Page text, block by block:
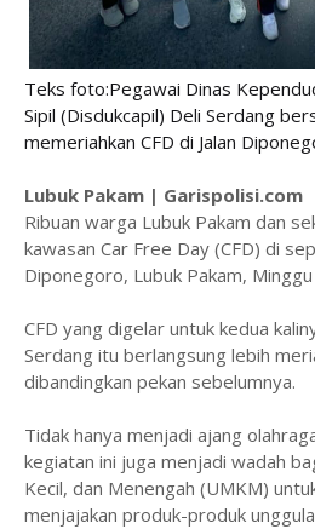
Teks foto:Pegawai Dinas
Sipil (Disdukcapil) Deli Serdang
memeriahkan CFD di Jalan
Lubuk Pakam | Garispolisi.com
Ribuan warga Lubuk Pakam dan
kawasan Car Free Day (CFD) di
Diponegoro, Lubuk Pakam,
CFD yang digelar untuk kedua
Serdang itu berlangsung lebih
dibandingkan pekan sebelumnya.
Tidak hanya menjadi ajang
kegiatan ini juga menjadi wadah
Kecil, dan Menengah (UMKM)
menjajakan produk-produk